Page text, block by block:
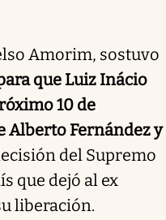
Amorim, sostuvo
que Luiz Inácio
10 de
Alberto Fernández y
del Supremo
que dejó al ex
liberación.